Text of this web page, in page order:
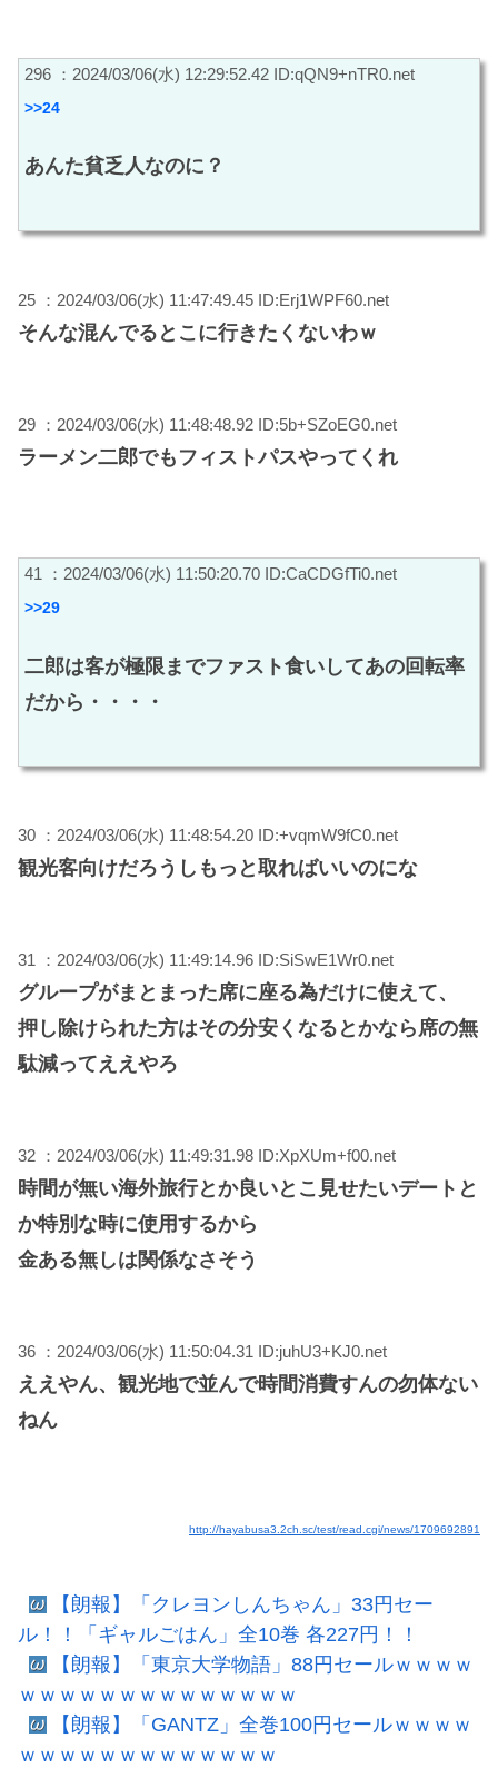
296 ：2024/03/06(水) 12:29:52.42 ID:qQN9+nTR0.net
>>24
あんた貧乏人なのに？
25 ：2024/03/06(水) 11:47:49.45 ID:Erj1WPF60.net
そんな混んでるとこに行きたくないわｗ
29 ：2024/03/06(水) 11:48:48.92 ID:5b+SZoEG0.net
ラーメン二郎でもフィストパスやってくれ
41 ：2024/03/06(水) 11:50:20.70 ID:CaCDGfTi0.net
>>29
二郎は客が極限までファスト食いしてあの回転率
だから・・・・
30 ：2024/03/06(水) 11:48:54.20 ID:+vqmW9fC0.net
観光客向けだろうしもっと取ればいいのにな
31 ：2024/03/06(水) 11:49:14.96 ID:SiSwE1Wr0.net
グループがまとまった席に座る為だけに使えて、
押し除けられた方はその分安くなるとかなら席の無
駄減ってええやろ
32 ：2024/03/06(水) 11:49:31.98 ID:XpXUm+f00.net
時間が無い海外旅行とか良いとこ見せたいデートと
か特別な時に使用するから
金ある無しは関係なさそう
36 ：2024/03/06(水) 11:50:04.31 ID:juhU3+KJ0.net
ええやん、観光地で並んで時間消費すんの勿体ない
ねん
http://hayabusa3.2ch.sc/test/read.cgi/news/1709692891
【朗報】「クレヨンしんちゃん」33円セー
ル！！「ギャルごはん」全10巻 各227円！！
【朗報】「東京大学物語」88円セールｗｗｗｗ
ｗｗｗｗｗｗｗｗｗｗｗｗｗｗ
【朗報】「GANTZ」全巻100円セールｗｗｗｗ
ｗｗｗｗｗｗｗｗｗｗｗｗｗ